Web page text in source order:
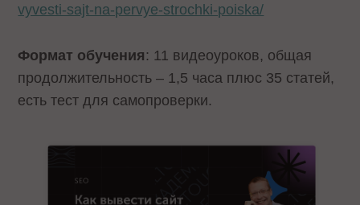
vyvesti-sajt-na-pervye-strochki-poiska/
Формат обучения : 11 видеоуроков, общая
продолжительность – 1,5 часа плюс 35 статей,
есть тест для самопроверки.